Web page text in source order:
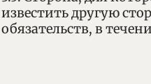
известить другую
обязательств, в